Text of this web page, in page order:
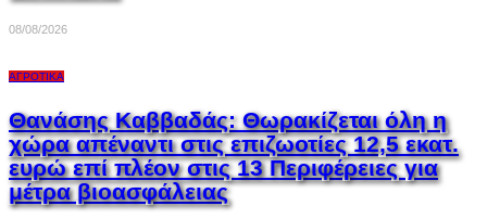
08/08/2026
ΑΓΡΟΤΙΚΆ
Θανάσης Καββαδάς: Θωρακίζεται όλη η
χώρα απέναντι στις επιζωοτίες 12,5 εκατ.
ευρώ επί πλέον στις 13 Περιφέρειες για
μέτρα βιοασφάλειας